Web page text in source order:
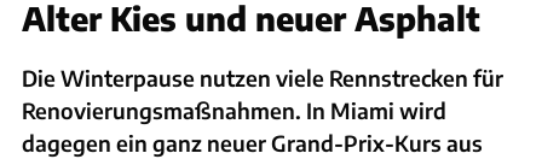
Alter Kies und neuer Asphalt
Die Winterpause nutzen viele Rennstrecken für
Renovierungsmaßnahmen. In Miami wird
dagegen ein ganz neuer Grand-Prix-Kurs aus